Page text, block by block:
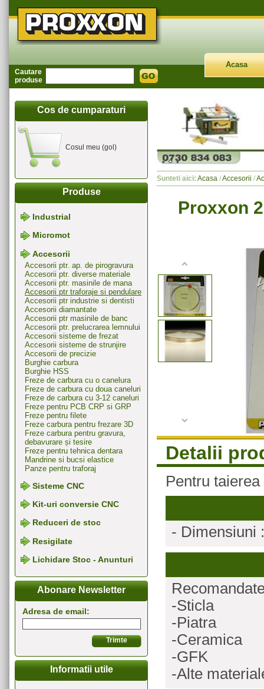
Cautare
produse
Acasa
Cos de cumparaturi
Cosul meu (gol)
Produse
Industrial
Micromot
Accesorii
Accesorii ptr. ap. de pirogravura
Accesorii ptr. diverse materiale
Accesorii ptr. masinile de mana
Accesorii ptr traforaje si pendulare
Accesorii ptr industrie si dentisti
Accesorii diamantate
Accesorii ptr masinile de banc
Accesorii ptr. prelucrarea lemnului
Accesorii sisteme de frezat
Accesorii sisteme de strunjire
Accesorii de precizie
Burghie carbura
Burghie HSS
Freze de carbura cu o canelura
Freze de carbura cu doua caneluri
Freze de carbura cu 3-12 caneluri
Freze pentru PCB CRP si GRP
Freze pentru filete
Freze carbura pentru frezare 3D
Freze carbura pentru gravura,
debavurare și tesire
Freze pentru tehnica dentara
Mandrine si bucsi elastice
Panze pentru traforaj
Sisteme CNC
Kit-uri conversie CNC
Reduceri de stoc
Resigilate
Lichidare Stoc - Anunturi
Abonare Newsletter
Adresa de email:
Informatii utile
Sunteti aici: Acasa /Accesorii /
Proxxon
Detalii
Pentru
- Dimensiuni
-Sticla
-Piatra
-Ceramica
-GFK
-Alte